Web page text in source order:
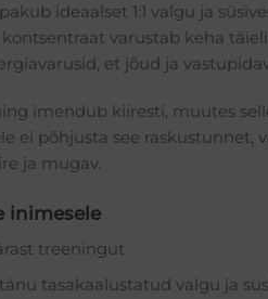
ideaalset 1:1 valgu ja
kontsentraat varustab keha
et jõud ja
imendub kiiresti, muutes
ei põhjusta see
ja mugav.
inimesele
treeningut
tasakaalustatud valgu ja